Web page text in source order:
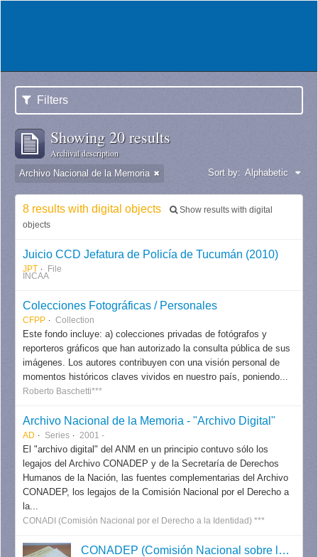
Filters
Showing 20 results
Archival description
Archivo Nacional de la Memoria Sort by: Alphabetic
8 results with digital objects
Show results with digital
objects
Juicio CCD Jefatura de Policía de Tucumán (2010)
JPT File
INCAA
Colecciones Fotográficas / Personales
CFPP Collection
Este fondo incluye: a) colecciones privadas de fotógrafos y
reporteros gráficos que han autorizado la consulta pública de sus
imágenes. Los autores contribuyen con una visión personal de
momentos históricos claves vividos en nuestro país, poniendo...
Roberto Baschetti***
Archivo Nacional de la Memoria - "Archivo Digital"
AD Series 2001 -
El "archivo digital" del ANM en un principio contuvo sólo los
legajos del Archivo CONADEP y de la Secretaría de Derechos
Humanos de la Nación, las fuentes complementarias del Archivo
CONADEP, los legajos de la Comisión Nacional por el Derecho a
la...
CONADI (Comisión Nacional por el Derecho a la Identidad) ***
CONADEP (Comisión Nacional sobre la Desaparición de Personas)